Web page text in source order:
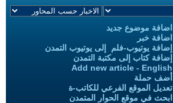
اضافة موضوع جديد
اضافة خبر
إضافة يوتيوب-فلم إلى يوتيوب التمدن
إضافة كتاب إلى مكتبة التمدن
Add new article - English
أضف حملة
تعديل الموقع الفرعي للكاتب-ة
ابحث في موقع الحوار المتمدن